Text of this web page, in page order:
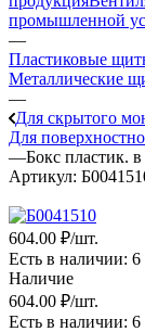
промышленной
—
Пластиковые
Металлические
—
Для скрытого
Для
—Бокс
Артикул:
604.00 ₽/шт.
Есть в наличии: 6
Наличие
604.00 ₽/шт.
Есть в наличии: 6